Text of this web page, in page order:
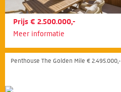
Prijs € 2.500.000,-
Meer informatie
Penthouse The Golden Mile € 2.495.000,-